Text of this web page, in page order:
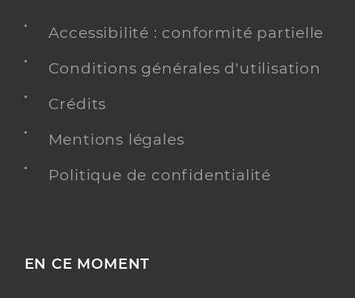
Accessibilité : conformité partielle
Conditions générales d'utilisation
Crédits
Mentions légales
Politique de confidentialité
EN CE MOMENT